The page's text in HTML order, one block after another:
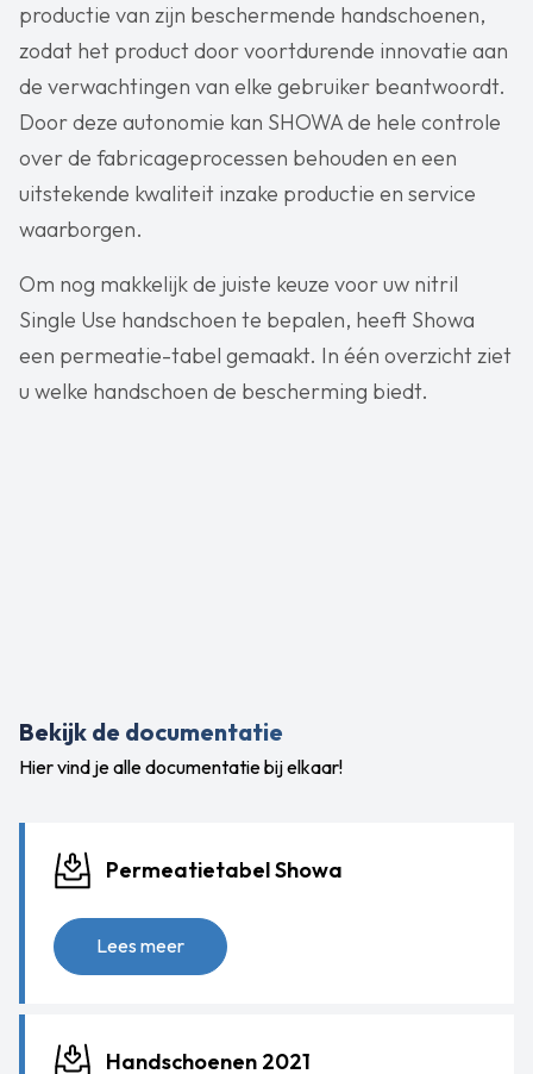
productie van zijn beschermende handschoenen,
zodat het product door voortdurende innovatie aan
de verwachtingen van elke gebruiker beantwoordt.
Door deze autonomie kan SHOWA de hele controle
over de fabricageprocessen behouden en een
uitstekende kwaliteit inzake productie en service
waarborgen.
Om nog makkelijk de juiste keuze voor uw nitril
Single Use handschoen te bepalen, heeft Showa
een permeatie-tabel gemaakt. In één overzicht ziet
u welke handschoen de bescherming biedt.
Bekijk de documentatie
Hier vind je alle documentatie bij elkaar!
Permeatietabel Showa
Lees meer
Handschoenen 2021